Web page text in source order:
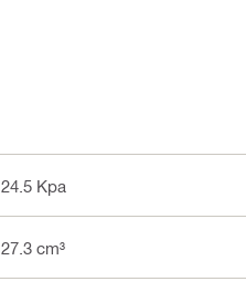
24.5 Kpa
27.3 cm³